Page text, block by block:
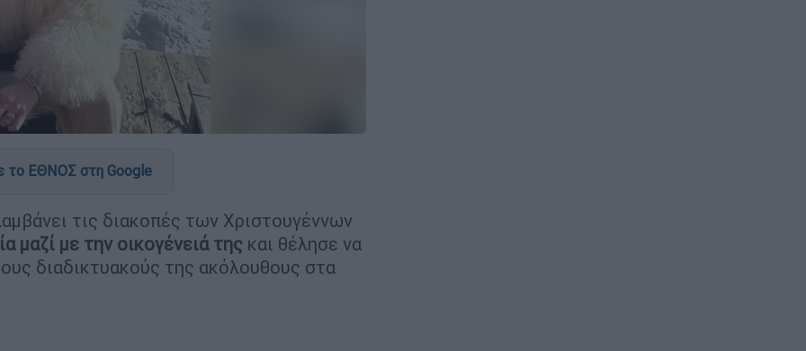
το ΕΘΝΟΣ στη Google
τις διακοπές των Χριστουγέννων
μαζί με την οικογένειά της και θέλησε να
διαδικτυακούς της ακόλουθους στα